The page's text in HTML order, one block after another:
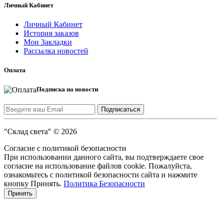
Личный Кабинет
Личный Кабинет
История заказов
Мои Закладки
Рассылка новостей
Оплата
Подписка на новости
"Склад света" © 2026
Согласие с политикой безопасности
При использовании данного сайта, вы подтверждаете свое
согласие на использование файлов cookie. Пожалуйста,
ознакомьтесь с политикой безопасности сайта и нажмите
кнопку Принять. Политика Безопасности
Принять